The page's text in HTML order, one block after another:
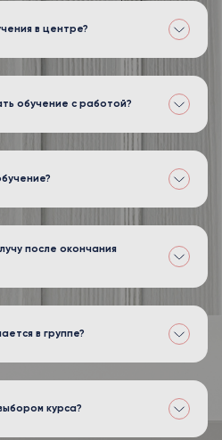
в центре?
обучение с работой?
после окончания
в группе?
курса?